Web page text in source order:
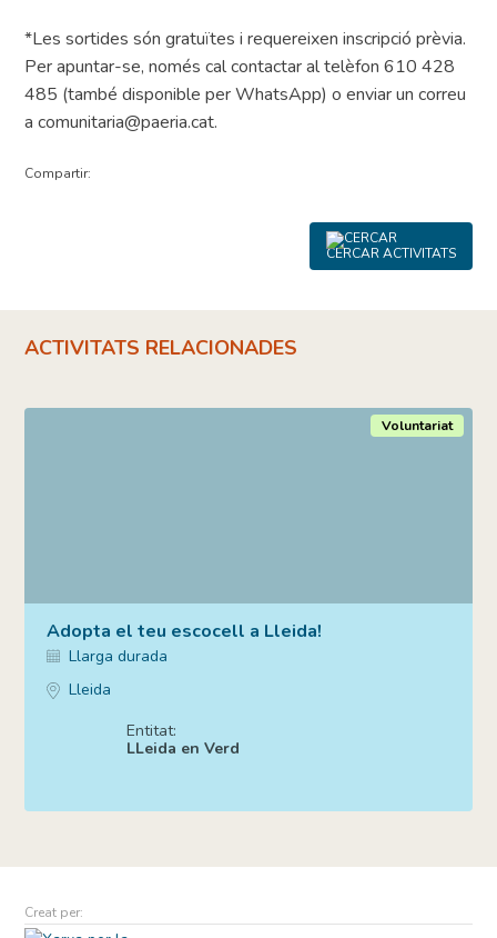
*Les sortides són gratuïtes i requereixen inscripció prèvia.
Per apuntar-se, només cal contactar al telèfon 610 428
485 (també disponible per WhatsApp) o enviar un correu
a comunitaria@paeria.cat.
Compartir:
CERCAR ACTIVITATS
ACTIVITATS RELACIONADES
Adopta el teu escocell a Lleida!
Llarga durada
Lleida
Voluntariat
Entitat:
LLeida en Verd
Creat per: